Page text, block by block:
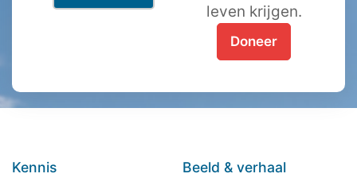
leven krijgen.
Doneer
Kennis Beeld & verhaal